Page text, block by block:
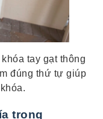
tay gạt thông
đúng thứ tự giúp
trong